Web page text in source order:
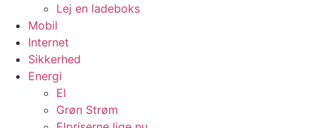
Lej en ladeboks
Mobil
Internet
Sikkerhed
Energi
El
Grøn Strøm